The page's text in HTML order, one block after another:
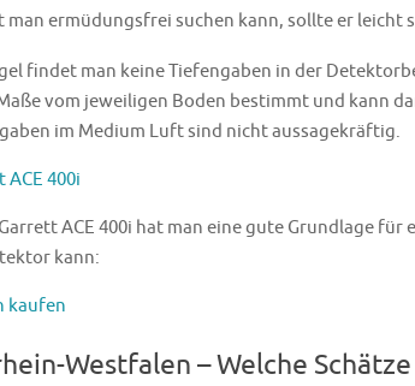
man ermüdungsfrei suchen kann, sollte er leicht
findet man keine Tiefengaben in der
vom jeweiligen Boden bestimmt und kann
im Medium Luft sind nicht aussagekräftig.
ACE 400i hat man eine gute Grundlage
kann:
Westfalen – Welche